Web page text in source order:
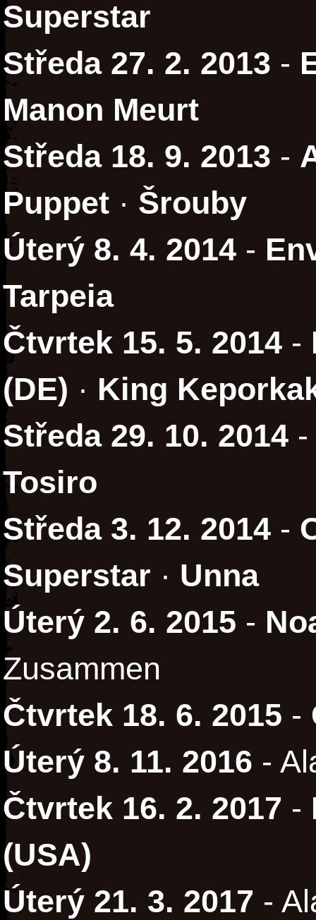
Superstar
Středa 27. 2. 2013 -
Manon Meurt
Středa 18. 9. 2013 -
Puppet · Šrouby
Úterý 8. 4. 2014 -
Tarpeia
Čtvrtek 15. 5. 2014 -
(DE) · King
Středa 29. 10. 2014
Tosiro
Středa 3. 12. 2014 -
Superstar · Unna
Úterý 2. 6. 2015 -
Zusammen
Čtvrtek 18. 6. 2015 -
Úterý 8. 11. 2016 -
Čtvrtek 16. 2. 2017 -
(USA)
Úterý 21. 3. 2017 -